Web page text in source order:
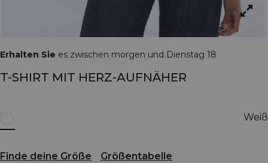
Erhalten Sie es zwischen morgen und Dienstag 18
T-SHIRT MIT HERZ-AUFNÄHER
Weiß
Finde deine Größe Größentabelle